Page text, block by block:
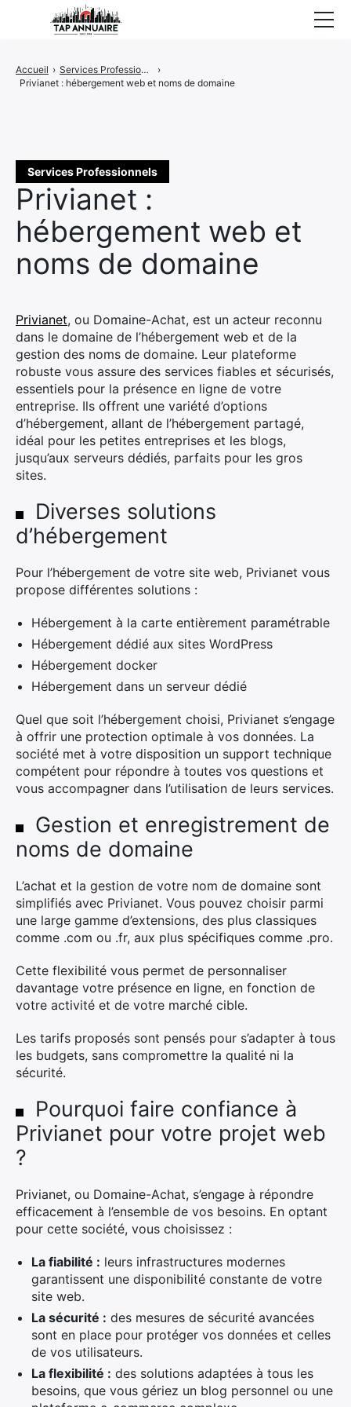
Accueil › Services Professionnels
›
Privianet : hébergement web et noms de domaine
Services Professionnels
Privianet :
hébergement web et
noms de domaine
Privianet, ou Domaine-Achat, est un acteur reconnu
dans le domaine de l’hébergement web et de la
gestion des noms de domaine. Leur plateforme
robuste vous assure des services fiables et sécurisés,
essentiels pour la présence en ligne de votre
entreprise. Ils offrent une variété d’options
d’hébergement, allant de l’hébergement partagé,
idéal pour les petites entreprises et les blogs,
jusqu’aux serveurs dédiés, parfaits pour les gros
sites.
Diverses solutions
d’hébergement
Pour l’hébergement de votre site web, Privianet vous
propose différentes solutions :
Hébergement à la carte entièrement paramétrable
Hébergement dédié aux sites WordPress
Hébergement docker
Hébergement dans un serveur dédié
Quel que soit l’hébergement choisi, Privianet s’engage
à offrir une protection optimale à vos données. La
société met à votre disposition un support technique
compétent pour répondre à toutes vos questions et
vous accompagner dans l’utilisation de leurs services.
Gestion et enregistrement de
noms de domaine
L’achat et la gestion de votre nom de domaine sont
simplifiés avec Privianet. Vous pouvez choisir parmi
une large gamme d’extensions, des plus classiques
comme .com ou .fr, aux plus spécifiques comme .pro.
Cette flexibilité vous permet de personnaliser
davantage votre présence en ligne, en fonction de
votre activité et de votre marché cible.
Les tarifs proposés sont pensés pour s’adapter à tous
les budgets, sans compromettre la qualité ni la
sécurité.
Pourquoi faire confiance à
Privianet pour votre projet web
?
Privianet, ou Domaine-Achat, s’engage à répondre
efficacement à l’ensemble de vos besoins. En optant
pour cette société, vous choisissez :
La fiabilité : leurs infrastructures modernes
garantissent une disponibilité constante de votre
site web.
La sécurité : des mesures de sécurité avancées
sont en place pour protéger vos données et celles
de vos utilisateurs.
La flexibilité : des solutions adaptées à tous les
besoins, que vous gériez un blog personnel ou une
Entreprises référencées